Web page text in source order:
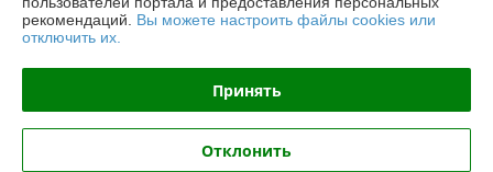
Контакты
рекомендаций. Вы можете настроить файлы cookies или
отключить их.
Принять
Отклонить